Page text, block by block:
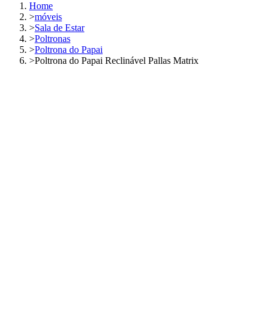
Home
>móveis
>Sala de Estar
>Poltronas
>Poltrona do Papai
>Poltrona do Papai Reclinável Pallas Matrix